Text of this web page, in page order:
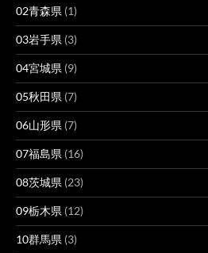
02青森県 (1)
03岩手県 (3)
04宮城県 (9)
05秋田県 (7)
06山形県 (7)
07福島県 (16)
08茨城県 (23)
09栃木県 (12)
10群馬県 (3)